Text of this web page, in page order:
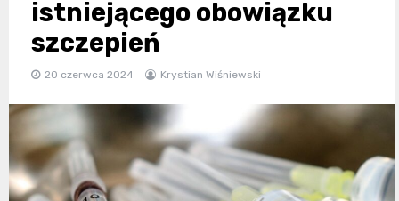
istniejącego obowiązku
szczepień
20 czerwca 2024 Krystian Wiśniewski